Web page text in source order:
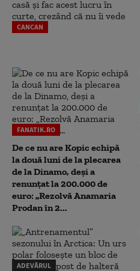
CANCAN
FANATIK.RO
De ce nu are Kopic echipă
la două luni de la plecarea
de la Dinamo, deși a
renunțat la 200.000 de
euro: „Rezolvă Anamaria
Prodan în 2...
ADEVĂRUL